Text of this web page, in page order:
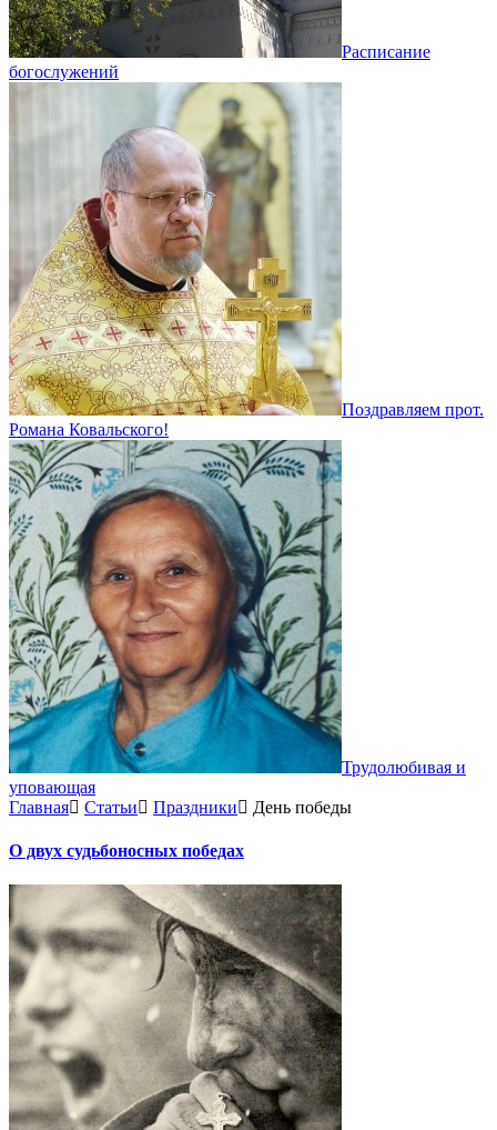
Расписание
богослужений
Поздравляем прот.
Романа Ковальского!
Трудолюбивая и
уповающая
Главная
Статьи Праздники День победы
О двух судьбоносных победах